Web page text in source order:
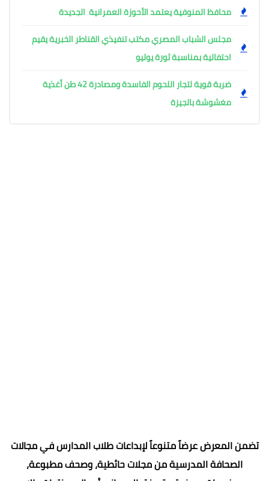
محافظ المنوفية يعتمد الأحوزة العمرانية الجديدة
مجلس الشباب المصري مكتب تنفيذي القناطر الخبرية يقيم
احتفالية بمناسبة ثورة يوليو
ضربة قوية لتجار اللحوم الفاسدة ومصادرة 42 طن أغذية
مغشوشة بالجيزة
تضمن المعرض عرضاً متنوعاً لإبداعات طلاب المدارس في مجالات
الصحافة المدرسية من مجلات حائطية، وصحف مطبوعة،